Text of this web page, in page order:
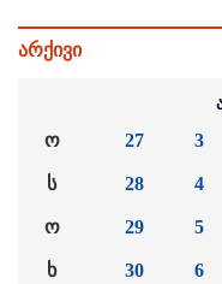
არქივი
ო
ს
ო
ხ
27
28
29
30
3
4
5
6